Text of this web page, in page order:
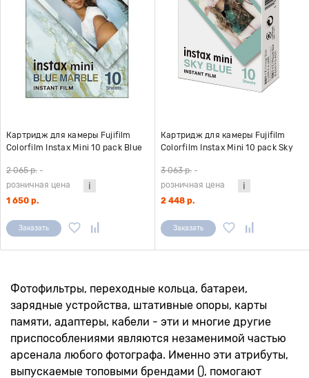
Картридж для камеры Fujifilm
Colorfilm Instax Mini 10 pack Blue
2 065 р. -
розничная цена
1 650 р.
Заказать
Картридж для камеры Fujifilm
Colorfilm Instax Mini 10 pack Sky
3 063 р. -
розничная цена
2 448 р.
Заказать
Фотофильтры, переходные кольца, батареи,
зарядные устройства, штативные опоры, карты
памяти, адаптеры, кабели - эти и многие другие
приспособлениями являются незаменимой частью
арсенала любого фотографа. Именно эти атрибуты,
выпускаемые топовыми брендами (), помогают